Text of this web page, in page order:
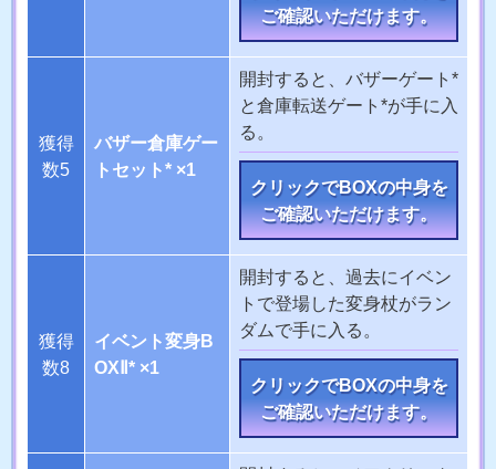
ご確認いただけます。
獲得
数5
バザー倉庫ゲー
トセット* ×1
開封すると、バザーゲート*
と倉庫転送ゲート*が手に入
る。
クリックでBOXの中身を
ご確認いただけます。
獲得
数8
イベント変身B
OXⅡ* ×1
開封すると、過去にイベン
トで登場した変身杖がラン
ダムで手に入る。
クリックでBOXの中身を
ご確認いただけます。